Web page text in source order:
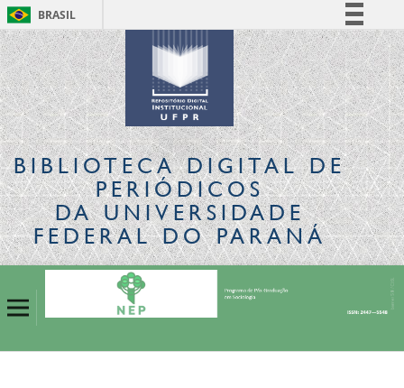
BRASIL
Simplifique!
Comunica BR
Participe
Acesso à informação
Legislação
Canais
BIBLIOTECA DIGITALDE
PERIÓDICOS
DA UNIVERSIDADE
FEDERAL DO PARANÁ